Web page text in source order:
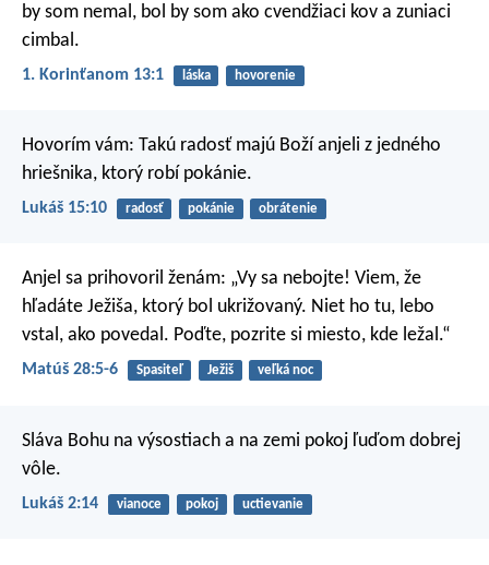
by som nemal, bol by som ako cvendžiaci kov a zuniaci
cimbal.
1. Korinťanom 13:1 láska hovorenie
Hovorím vám: Takú radosť majú Boží anjeli z jedného
hriešnika, ktorý robí pokánie.
Lukáš 15:10 radosť pokánie obrátenie
Anjel sa prihovoril ženám: „Vy sa nebojte! Viem, že
hľadáte Ježiša, ktorý bol ukrižovaný. Niet ho tu, lebo
vstal, ako povedal. Poďte, pozrite si miesto, kde ležal.“
Matúš 28:5-6 Spasiteľ Ježiš veľká noc
Sláva Bohu na výsostiach a na zemi pokoj ľuďom dobrej
vôle.
Lukáš 2:14 vianoce pokoj uctievanie